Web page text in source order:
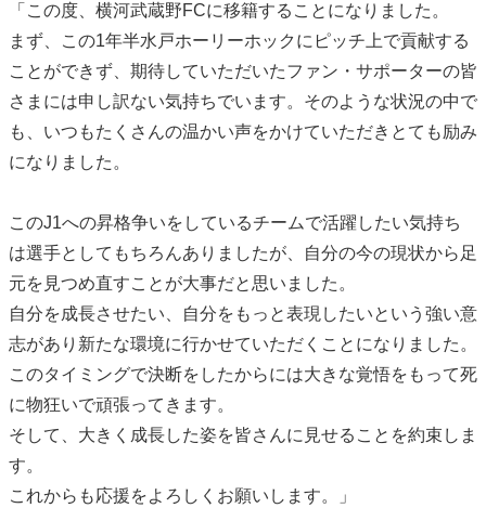
「この度、横河武蔵野FCに移籍することになりました。
まず、この1年半水戸ホーリーホックにピッチ上で貢献する
ことができず、期待していただいたファン・サポーターの皆
さまには申し訳ない気持ちでいます。そのような状況の中で
も、いつもたくさんの温かい声をかけていただきとても励み
になりました。
このJ1への昇格争いをしているチームで活躍したい気持ち
は選手としてもちろんありましたが、自分の今の現状から足
元を見つめ直すことが大事だと思いました。
自分を成長させたい、自分をもっと表現したいという強い意
志があり新たな環境に行かせていただくことになりました。
このタイミングで決断をしたからには大きな覚悟をもって死
に物狂いで頑張ってきます。
そして、大きく成長した姿を皆さんに見せることを約束しま
す。
これからも応援をよろしくお願いします。」